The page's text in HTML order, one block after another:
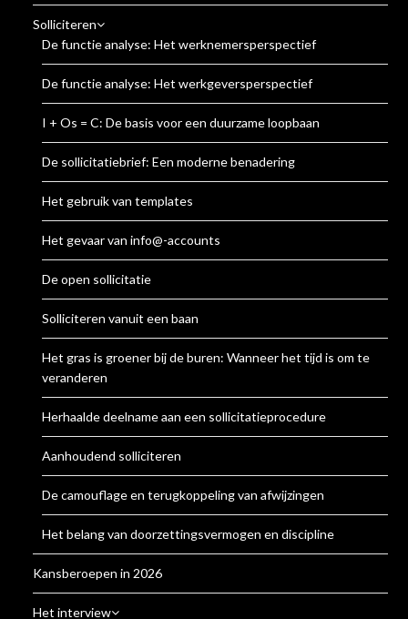
Solliciteren
De functie analyse: Het werknemersperspectief
De functie analyse: Het werkgeversperspectief
I + Os = C: De basis voor een duurzame loopbaan
De sollicitatiebrief: Een moderne benadering
Het gebruik van templates
Het gevaar van info@-accounts
De open sollicitatie
Solliciteren vanuit een baan
Het gras is groener bij de buren: Wanneer het tijd is om te
veranderen
Herhaalde deelname aan een sollicitatieprocedure
Aanhoudend solliciteren
De camouflage en terugkoppeling van afwijzingen
Het belang van doorzettingsvermogen en discipline
Kansberoepen in 2026
Het interview